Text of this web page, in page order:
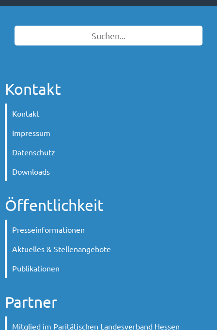
Kontakt
Kontakt
Impressum
Datenschutz
Downloads
Öffentlichkeit
Presseinformationen
Aktuelles & Stellenangebote
Publikationen
Partner
Mitglied im Paritätischen Landesverband Hessen